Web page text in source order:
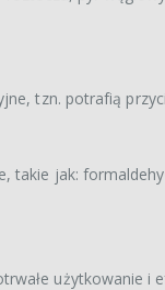
tzn. potrafią
takie jak:
użytkowanie i